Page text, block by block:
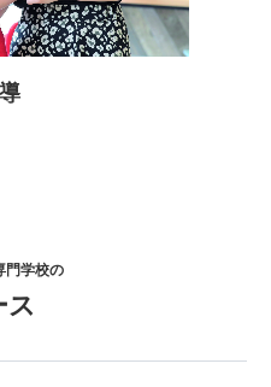
門学校の
ス